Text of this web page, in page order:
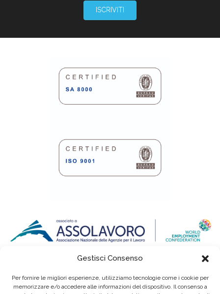
Gestisci Consenso
Per fornire le migliori esperienze, utilizziamo tecnologie come i cookie per
memorizzare e/o accedere alle informazioni del dispositivo. Il consenso a
ISCRIVITI